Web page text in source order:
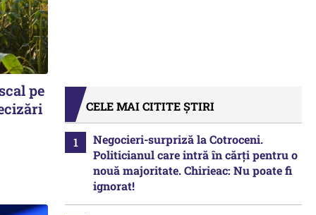
pe
CELE MAI CITITE ȘTIRI
Negocieri-surpriză la Cotroceni.
Politicianul care intră în cărți pentru o
nouă majoritate. Chirieac: Nu poate fi
ignorat!